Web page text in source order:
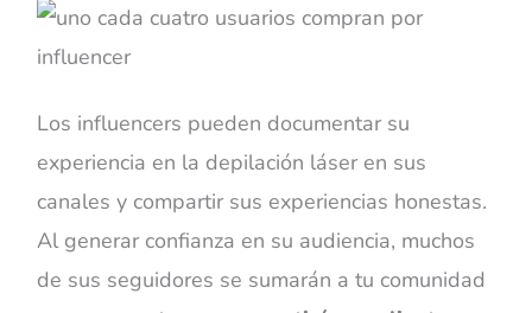
Los influencers pueden documentar su
experiencia en la depilación láser en sus
canales y compartir sus experiencias honestas.
Al generar confianza en su audiencia, muchos
de sus seguidores se sumarán a tu comunidad